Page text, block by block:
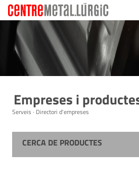
Empreses i
Serveis · Directori d'empreses
CERCA DE PRODUCTES